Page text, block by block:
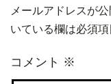
メールアドレスが
いている欄は必須
コメント ※